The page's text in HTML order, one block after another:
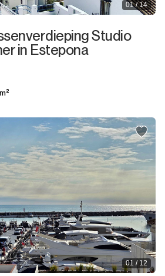
01 / 14
Studio
in Estepona
01 / 12